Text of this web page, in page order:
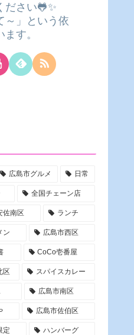
ださい🐸✨
～」という依
す。
広島市グルメ 日常
全国チェーン店
佐南区 ランチ
ン 広島市西区
CoCo壱番屋
区 スパイスカレー
広島市南区
広島市佐伯区
定 ハンバーグ